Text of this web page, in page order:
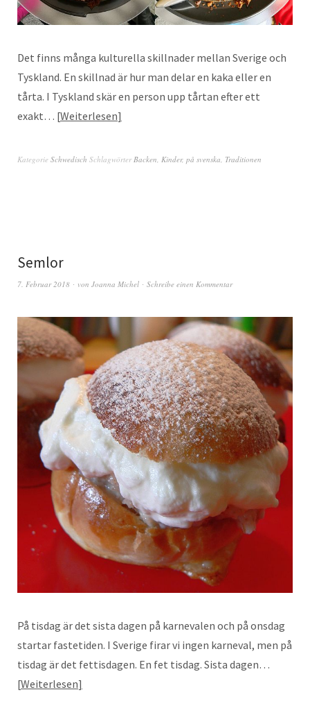
Det finns många kulturella skillnader mellan Sverige och
Tyskland. En skillnad är hur man delar en kaka eller en
tårta. I Tyskland skär en person upp tårtan efter ett
exakt… Weiterlesen
Kategorie Schwedisch SchlagwörterBacken, Kinder, på svenska, Traditionen
Semlor
7. Februar 2018 von Joanna Michel Schreibe einen Kommentar
På tisdag är det sista dagen på karnevalen och på onsdag
startar fastetiden. I Sverige firar vi ingen karneval, men på
tisdag är det fettisdagen. En fet tisdag. Sista dagen…
Weiterlesen